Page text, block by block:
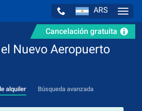
ARS
Cancelación gratuita
Nuevo Aeropuerto
alquiler Búsqueda avanzada